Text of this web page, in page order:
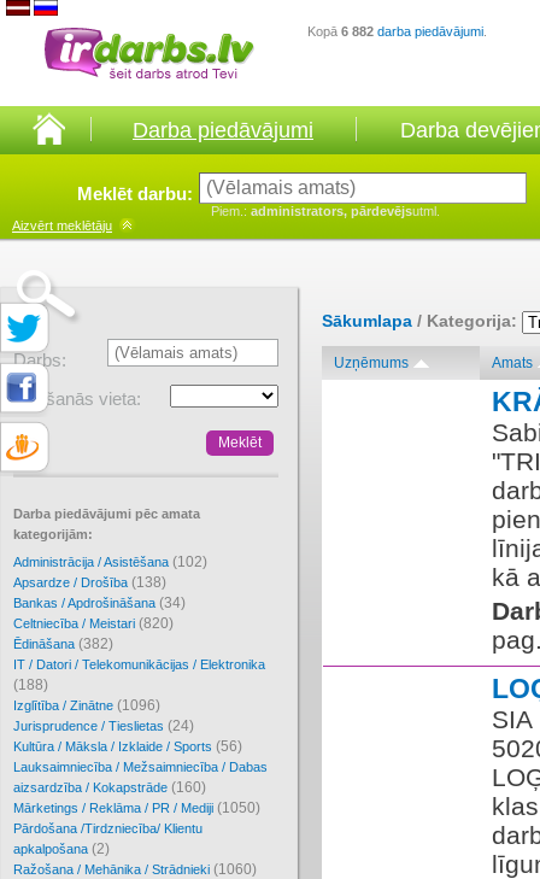
Kopā 6 882 darba piedāvājumi
Darba piedāvājumi Darba
Meklēt darbu:
Piem.: administrators, pārdevējsutml.
Aizvērt meklētāju
Darbs:
Atrašanās vieta:
Darba piedāvājumi pēc amata
kategorijām:
Administrācija / Asistēšana (102)
Apsardze / Drošība (138)
Bankas / Apdrošināšana (34)
Celtniecība / Meistari (820)
Ēdināšana (382)
IT / Datori / Telekomunikācijas / Elektronika
(188)
Izglītība / Zinātne (1096)
Jurisprudence / Tieslietas (24)
Kultūra / Māksla / Izklaide / Sports (56)
Lauksaimniecība / Mežsaimniecība / Dabas
aizsardzība / Kokapstrāde (160)
Mārketings / Reklāma / PR / Mediji (1050)
Pārdošana /Tirdzniecība/ Klientu
apkalpošana (2)
Ražošana / Mehānika / Strādnieki (1060)
Sākumlapa / Kategorija:
Uzņēmums Amats
kā
SIA